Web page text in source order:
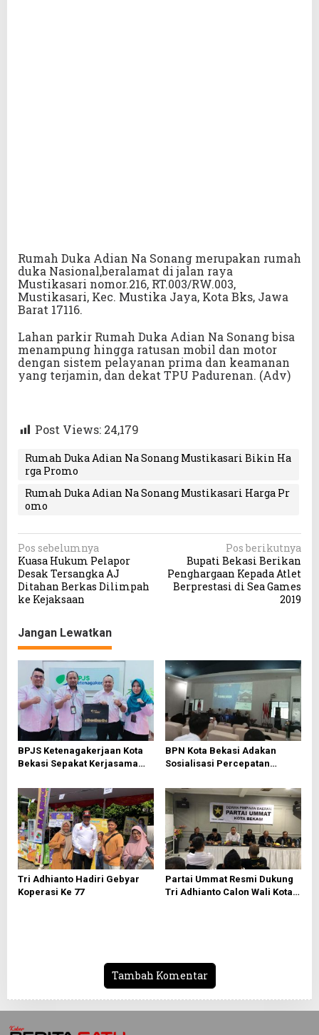
Rumah Duka Adian Na Sonang merupakan rumah
duka Nasional,beralamat di jalan raya
Mustikasari nomor.216, RT.003/RW.003,
Mustikasari, Kec. Mustika Jaya, Kota Bks, Jawa
Barat 17116.
Lahan parkir Rumah Duka Adian Na Sonang bisa
menampung hingga ratusan mobil dan motor
dengan sistem pelayanan prima dan keamanan
yang terjamin, dan dekat TPU Padurenan. (Adv)
Post Views: 24,179
Rumah Duka Adian Na Sonang Mustikasari Bikin Ha
rga Promo
Rumah Duka Adian Na Sonang Mustikasari Harga Pr
omo
N
a
v
i
g
a
s
i
p
o
s
Pos sebelumnya
Kuasa Hukum Pelapor
Desak Tersangka AJ
Ditahan Berkas Dilimpah
ke Kejaksaan
Pos berikutnya
Bupati Bekasi Berikan
Penghargaan Kepada Atlet
Berprestasi di Sea Games
2019
Jangan Lewatkan
BPJS Ketenagakerjaan Kota
Bekasi Sepakat Kerjasama
BPN Kota Bekasi Adakan
Sosialisasi Percepatan
Tri Adhianto Hadiri Gebyar
Koperasi Ke 77
Partai Ummat Resmi Dukung
Tri Adhianto Calon Wali Kota
Tambah Komentar